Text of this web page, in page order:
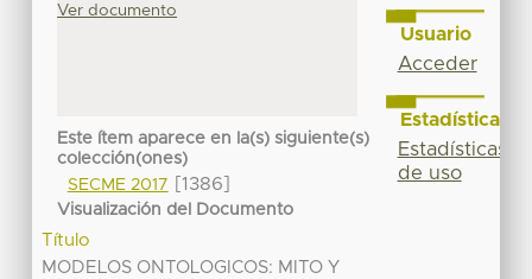
Ver documento
Este ítem aparece en la(s) siguiente(s)
colección(ones)
SECME 2017
[1386]
Visualización del Documento
Título
MODELOS ONTOLOGICOS: MITO Y
Usuario
Acceder
Estadísticas
Estadísticas
de uso